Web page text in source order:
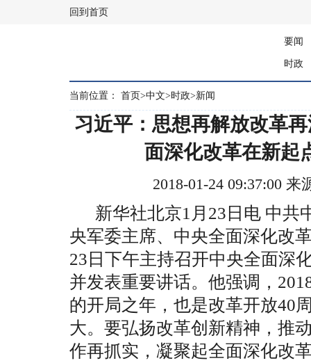
回到首页
要闻
时政
当前位置： 首页>中文>时政>新闻
习近平：思想再解放改革
面深化改革在新起
2018-01-24 09:37:00
新华社北京1月23日电 中共
央军委主席、中央全面深化改
23日下午主持召开中央全面深
并发表重要讲话。他强调，
的开局之年，也是改革开放40
大。要弘扬改革创新精神，推
作再抓实，凝聚起全面深化改